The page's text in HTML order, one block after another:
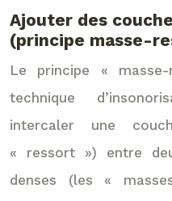
Ajouter des
(principe masse-
Le principe «
technique
intercaler une
« ressort ») entre
denses (les «